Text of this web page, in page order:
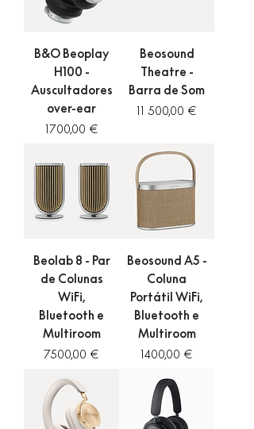
B&O Beoplay
H100 -
Auscultadores
over-ear
Preço
1700,00 €
Beosound
Theatre -
Barra de Som
Preço
11 500,00 €
Beolab 8 - Par
de Colunas
WiFi,
Bluetooth e
Multiroom
Preço
7500,00 €
Beosound A5 -
Coluna
Portátil WiFi,
Bluetooth e
Multiroom
Preço
1400,00 €